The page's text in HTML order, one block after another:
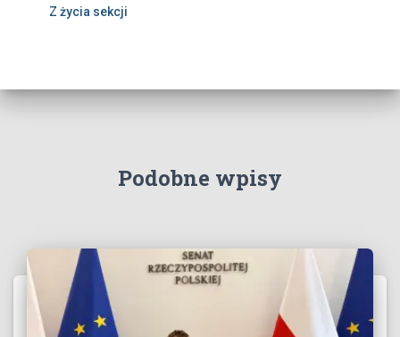
Z życia sekcji
Podobne wpisy